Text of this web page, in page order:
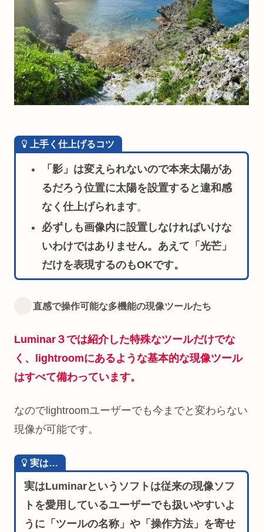
上手く仕上げるコツ
「影」は変えられないので本来太陽があ
るだろう位置に太陽を設置すると違和感
なく仕上げられます。
必ずしも画像内に設置しなければいけな
いわけではありません。あえて「光芒」
だけを表現するのもOKです。
直感で操作可能な多機能の現像ツールたち
Luminar３では紹介した特殊なツールだけでな
く、lightroomにあるような基本的な現像ツール
はすべて備わっています。
なのでlightroomユーザーでも今までと変わらない
現像が可能です。
実は…
実はLuminarというソフトは従来の現像ソフ
トを愛用しているユーザーでも扱いやすいよ
うに「ツールの名称」や「操作方法」を寄せ